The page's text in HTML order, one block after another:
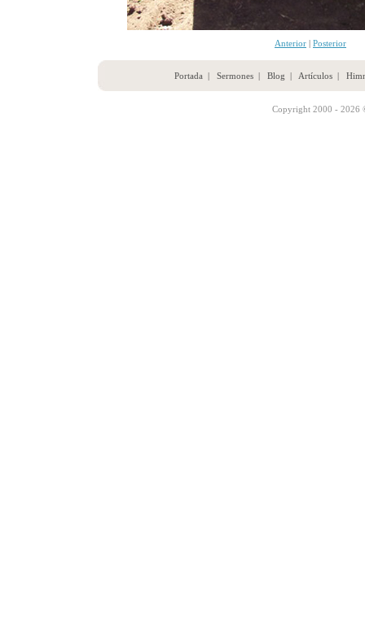
Anterior | Posterior
Portada | Sermones| Blog | Artículos|
Copyright 2000 - 2026